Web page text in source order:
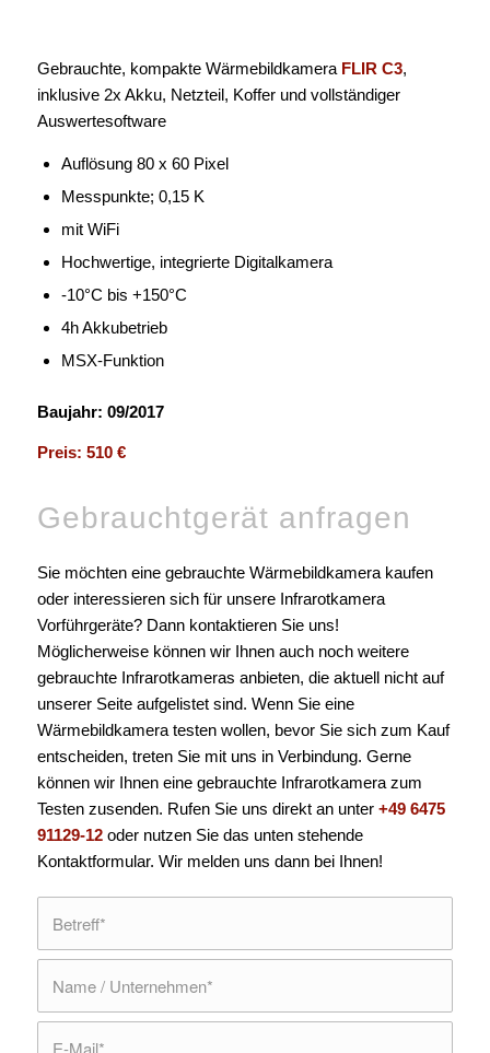
Gebrauchte, kompakte Wärmebildkamera FLIR C3,
inklusive 2x Akku, Netzteil, Koffer und vollständiger
Auswertesoftware
Auflösung 80 x 60 Pixel
Messpunkte; 0,15 K
mit WiFi
Hochwertige, integrierte Digitalkamera
-10°C bis +150°C
4h Akkubetrieb
MSX-Funktion
Baujahr: 09/2017
Preis: 510 €
Gebrauchtgerät anfragen
Sie möchten eine gebrauchte Wärmebildkamera kaufen
oder interessieren sich für unsere Infrarotkamera
Vorführgeräte? Dann kontaktieren Sie uns!
Möglicherweise können wir Ihnen auch noch weitere
gebrauchte Infrarotkameras anbieten, die aktuell nicht auf
unserer Seite aufgelistet sind. Wenn Sie eine
Wärmebildkamera testen wollen, bevor Sie sich zum Kauf
entscheiden, treten Sie mit uns in Verbindung. Gerne
können wir Ihnen eine gebrauchte Infrarotkamera zum
Testen zusenden. Rufen Sie uns direkt an unter +49 6475
91129-12 oder nutzen Sie das unten stehende
Kontaktformular. Wir melden uns dann bei Ihnen!